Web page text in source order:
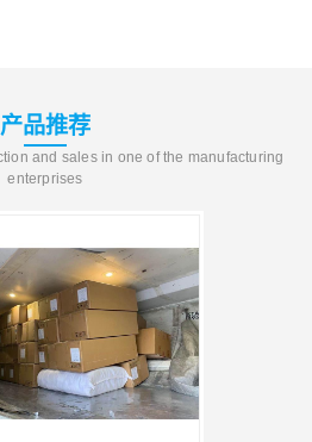
产品推荐
and sales in one of the manufacturing
enterprises